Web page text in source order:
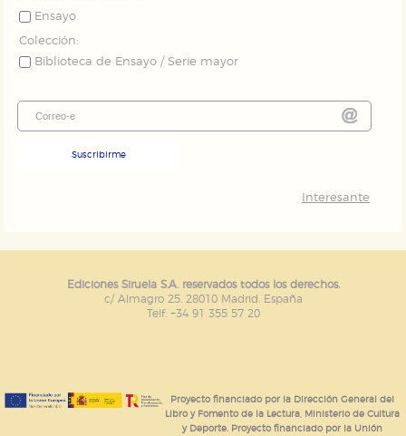
Ensayo
Colección:
Biblioteca de Ensayo / Serie mayor
Suscribirme
Interesante
Ediciones Siruela S.A. reservados todos los derechos.
c/ Almagro 25. 28010 Madrid. España
Telf. +34 91 355 57 20
Proyecto financiado por la Dirección General del
Libro y Fomento de la Lectura, Ministerio de Cultura
y Deporte. Proyecto financiado por la Unión